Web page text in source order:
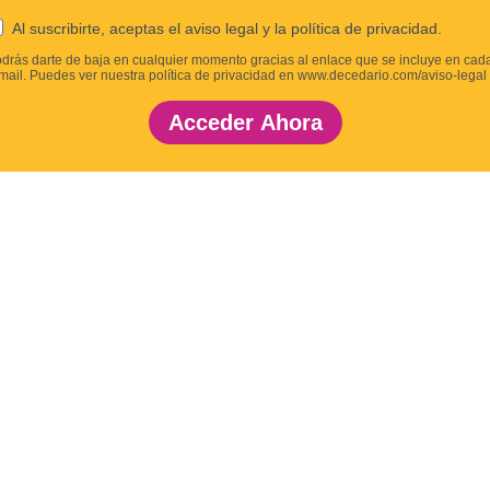
Al suscribirte, aceptas el aviso legal y la política de privacidad.
darte de baja en cualquier momento gracias al enlace que se incluye en
Puedes ver nuestra política de privacidad en www.decedario.com/aviso-legal
Acceder Ahora